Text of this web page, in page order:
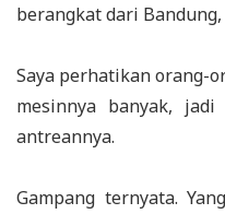
berangkat dari Bandung,
Saya perhatikan orang-
mesinnya banyak,
antreannya.
Gampang ternyata.